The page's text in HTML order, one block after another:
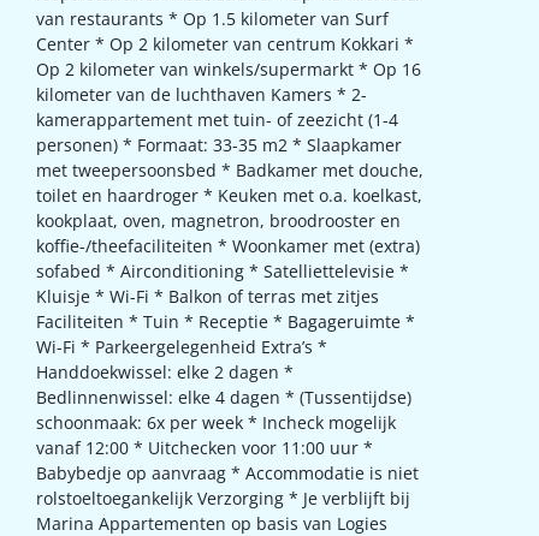
van restaurants * Op 1.5 kilometer van Surf
Center * Op 2 kilometer van centrum Kokkari *
Op 2 kilometer van winkels/supermarkt * Op 16
kilometer van de luchthaven Kamers * 2-
kamerappartement met tuin- of zeezicht (1-4
personen) * Formaat: 33-35 m2 * Slaapkamer
met tweepersoonsbed * Badkamer met douche,
toilet en haardroger * Keuken met o.a. koelkast,
kookplaat, oven, magnetron, broodrooster en
koffie-/theefaciliteiten * Woonkamer met (extra)
sofabed * Airconditioning * Satelliettelevisie *
Kluisje * Wi-Fi * Balkon of terras met zitjes
Faciliteiten * Tuin * Receptie * Bagageruimte *
Wi-Fi * Parkeergelegenheid Extra’s *
Handdoekwissel: elke 2 dagen *
Bedlinnenwissel: elke 4 dagen * (Tussentijdse)
schoonmaak: 6x per week * Incheck mogelijk
vanaf 12:00 * Uitchecken voor 11:00 uur *
Babybedje op aanvraag * Accommodatie is niet
rolstoeltoegankelijk Verzorging * Je verblijft bij
Marina Appartementen op basis van Logies